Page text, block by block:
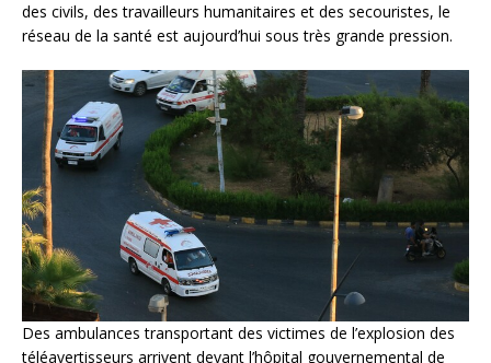
des civils, des travailleurs humanitaires et des secouristes, le
réseau de la santé est aujourd’hui sous très grande pression.
Des ambulances transportant des victimes de l’explosion des
téléavertisseurs arrivent devant l’hôpital gouvernemental de